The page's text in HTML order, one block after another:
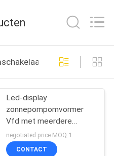
50
Led-display
zonnepompomvormer
Vfd met meerdere
uitgangstypen
negotiated price MOQ:1
CONTACT